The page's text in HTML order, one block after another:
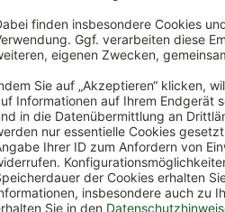
vom Fachgärtner , Niederlande